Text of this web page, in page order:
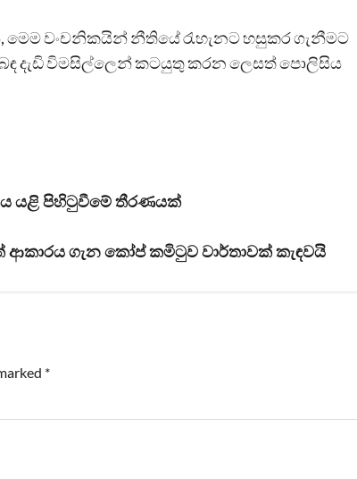
වංචනිකයින් නීතියේ රැහැනට හසුකර ගැනීමට
දැඩි විමසිල්ලෙන් කටයුතු කරන ලෙසත් පොලිසිය
යළි පිහිටුවීමේ තීරණයක්
ආකාරය ගැන කෝප් කමිටුව වාර්තාවක් කැඳවයි
*